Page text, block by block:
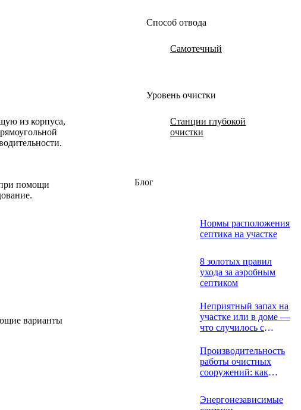
из корпуса,
при помощи
варианты
Способ отвода
Самотечный
Уровень очистки
Станции глубокой
очистки
Блог
Нормы расположения
септика на участке
8 золотых правил
ухода за аэробным
септиком
Неприятный запах на
участке или в доме —
что случилось с
Производительность
работы очистных
сооружений: как
Энергонезависимые